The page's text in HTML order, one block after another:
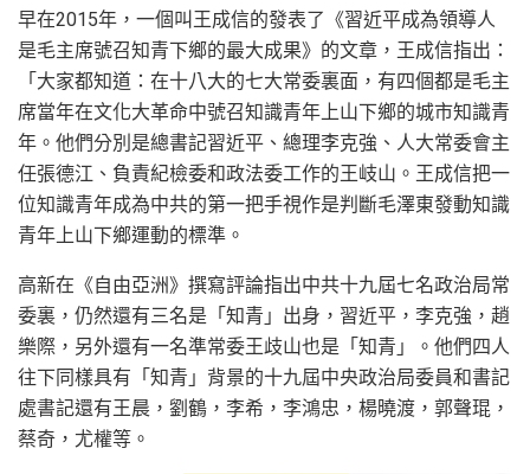
早在2015年，一個叫王成信的發表了《習近平成為領導人
是毛主席號召知青下鄉的最大成果》的文章，王成信指出：
「大家都知道：在十八大的七大常委裏面，有四個都是毛主
席當年在文化大革命中號召知識青年上山下鄉的城市知識青
年。他們分別是總書記習近平、總理李克強、人大常委會主
任張德江、負責紀檢委和政法委工作的王岐山。王成信把一
位知識青年成為中共的第一把手視作是判斷毛澤東發動知識
青年上山下鄉運動的標準。
高新在《自由亞洲》撰寫評論指出中共十九屆七名政治局常
委裏，仍然還有三名是「知青」出身，習近平，李克強，趙
樂際，另外還有一名準常委王歧山也是「知青」。他們四人
往下同樣具有「知青」背景的十九屆中央政治局委員和書記
處書記還有王晨，劉鶴，李希，李鴻忠，楊曉渡，郭聲琨，
蔡奇，尤權等。